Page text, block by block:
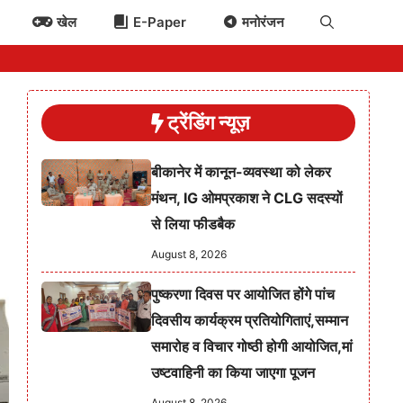
खेल E-Paper मनोरंजन
ट्रेंडिंग न्यूज़
बीकानेर में कानून-व्यवस्था को लेकर
मंथन, IG ओमप्रकाश ने CLG सदस्यों
से लिया फीडबैक
August 8, 2026
पुष्करणा दिवस पर आयोजित होंगे पांच
दिवसीय कार्यक्रम प्रतियोगिताएं,सम्मान
समारोह व विचार गोष्ठी होगी आयोजित,मां
उष्टवाहिनी का किया जाएगा पूजन